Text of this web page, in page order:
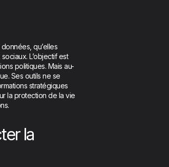
qu’elles
L’objectif est
politiques. Mais au-
Ses outils ne se
stratégiques
la protection de la vie
la